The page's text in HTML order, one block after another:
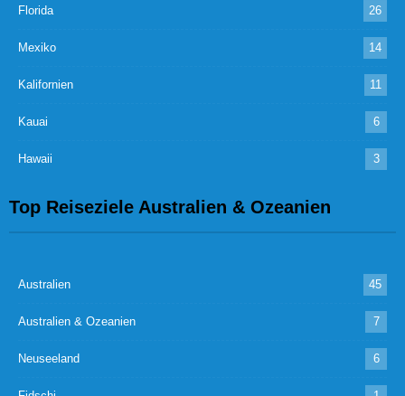
Florida 26
Mexiko 14
Kalifornien 11
Kauai 6
Hawaii 3
Top Reiseziele Australien & Ozeanien
Australien 45
Australien & Ozeanien 7
Neuseeland 6